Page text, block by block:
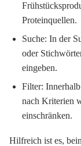
Proteinquellen.
Suche: In der
oder
eingeben.
Filter:
nach Kriterien
einschränken.
Hilfreich ist es,